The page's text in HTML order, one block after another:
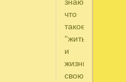
что
такое
"жить",
и
жизнь
свою